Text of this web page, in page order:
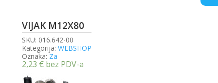
VIJAK M12X80
SKU: 016.642-00
Kategorija: WEBSHOP
Oznaka: Za
2,23 € bez PDV-a